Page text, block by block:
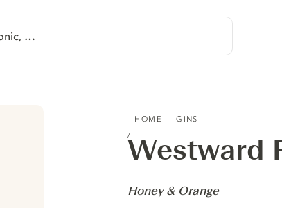
…
HOME GINS
Westward
-
Honey & Orange